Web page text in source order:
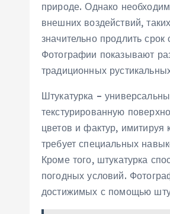
природе. Однако
внешних воздействий,
значительно продлить
Фотографии показывают
традиционных
Штукатурка –
текстурированную
цветов и фактур, имитируя
требует специальных
Кроме того, штукатурка
погодных условий.
достижимых с помощью